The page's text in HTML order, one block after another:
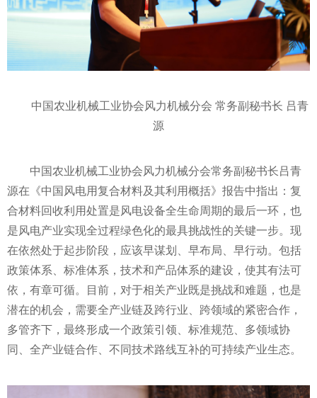
中国农业机械工业协会风力机械分会 常务副秘书长 吕青
源
中国农业机械工业协会风力机械分会常务副秘书长吕青
源在《中国风电用复合材料及其利用概括》报告中指出：复
合材料回收利用处置是风电设备全生命周期的最后一环，也
是风电产业实现全过程绿色化的最具挑战性的关键一步。现
在依然处于起步阶段，应该早谋划、早布局、早行动。包括
政策体系、标准体系，技术和产品体系的建设，使其有法可
依，有章可循。目前，对于相关产业既是挑战和难题，也是
潜在的机会，需要全产业链及跨行业、跨领域的紧密合作，
多管齐下，最终形成一个政策引领、标准规范、多领域协
同、全产业链合作、不同技术路线互补的可持续产业生态。